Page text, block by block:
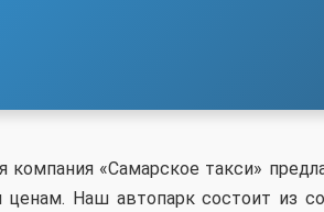
компания «Самарское такси»
Наш автопарк состоит из